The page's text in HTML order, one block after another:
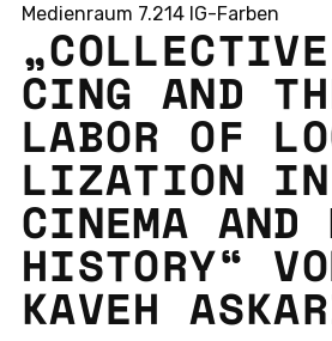
Medienraum 7.214 IG-Farben
CING AND
LABOR OF
LIZA­T­I­ON IN
CINEMA AND
HIS­TO­RY“
KAVEH